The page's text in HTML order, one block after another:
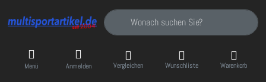
Geben Sie einen Suchbegriff ein. Während
Menü Anmelden Vergleichen Wunschliste Warenkorb